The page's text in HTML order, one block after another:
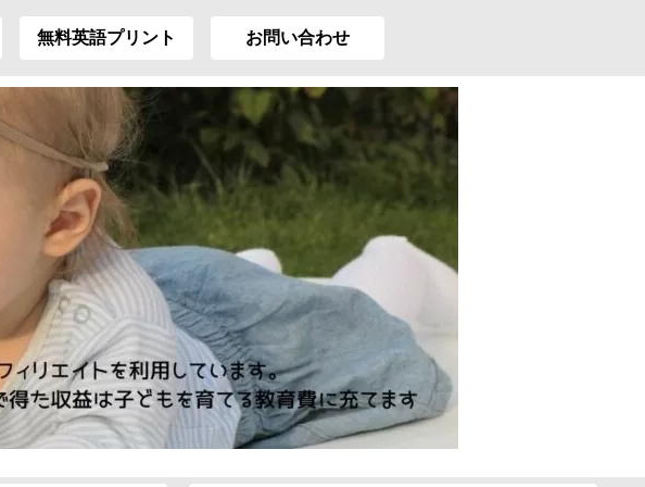
無料英語プリント お問い合わせ